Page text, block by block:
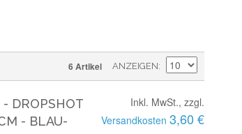
6 Artikel ANZEIGEN
- DROPSHOT
- BLAU-
Inkl. MwSt., zzgl.
Versandkosten 3,60 €